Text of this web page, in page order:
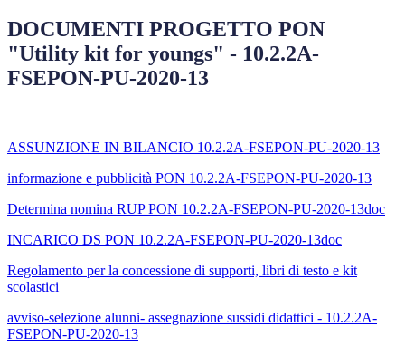
DOCUMENTI PROGETTO PON
"Utility kit for youngs" - 10.2.2A-
FSEPON-PU-2020-13
ASSUNZIONE IN BILANCIO 10.2.2A-FSEPON-PU-2020-13
informazione e pubblicità PON 10.2.2A-FSEPON-PU-2020-13
Determina nomina RUP PON 10.2.2A-FSEPON-PU-2020-13doc
INCARICO DS PON 10.2.2A-FSEPON-PU-2020-13doc
Regolamento per la concessione di supporti, libri di testo e kit
scolastici
avviso-selezione alunni- assegnazione sussidi didattici - 10.2.2A-
FSEPON-PU-2020-13